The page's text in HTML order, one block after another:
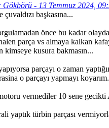
Gökbörü - 13 Temmuz 2024,
başkasına...
önce bu kadar
parça vs almaya kalkan
kimseye kusura bakmasın...
parçayı o zaman
o parçayı yapmayı
vermediler 10 sene
yaptık türbin parçası